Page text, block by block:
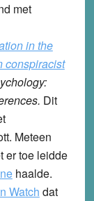
met
in the
conspiracist
Dit
Meteen
er toe leidde
haalde.
Watch dat